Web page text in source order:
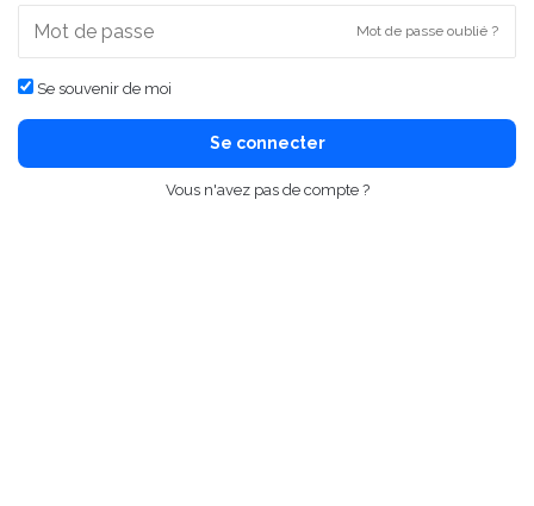
Mot de passe oublié ?
Se souvenir de moi
Se connecter
Vous n'avez pas de compte ?